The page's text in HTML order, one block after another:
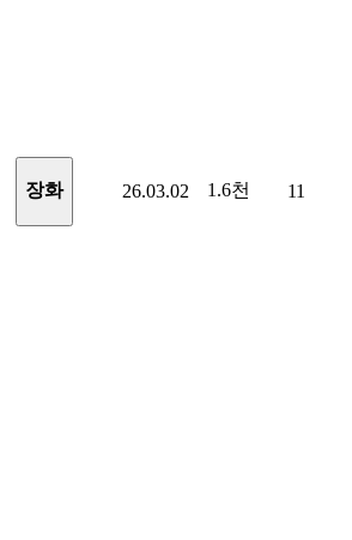
장화 26.03.02 1.6천 11